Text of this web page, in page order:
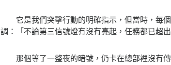
它是我們突擊行動的明確指示，但當時，每個
調：「不論第三信號燈有沒有亮起，任務都已超出
那個等了一整夜的暗號，仍卡在總部裡沒有傳